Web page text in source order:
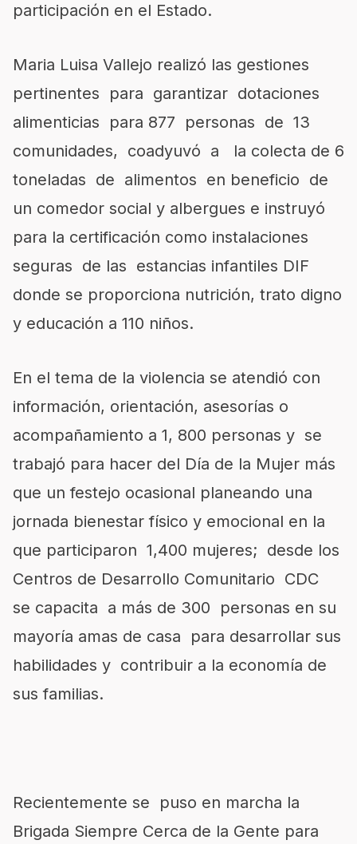
participación en el Estado.
Maria Luisa Vallejo realizó las gestiones
pertinentes para garantizar dotaciones
alimenticias para 877 personas de 13
comunidades, coadyuvó a la colecta de 6
toneladas de alimentos en beneficio de
un comedor social y albergues e instruyó
para la certificación como instalaciones
seguras de las estancias infantiles DIF
donde se proporciona nutrición, trato digno
y educación a 110 niños.
En el tema de la violencia se atendió con
información, orientación, asesorías o
acompañamiento a 1, 800 personas y se
trabajó para hacer del Día de la Mujer más
que un festejo ocasional planeando una
jornada bienestar físico y emocional en la
que participaron 1,400 mujeres; desde los
Centros de Desarrollo Comunitario CDC
se capacita a más de 300 personas en su
mayoría amas de casa para desarrollar sus
habilidades y contribuir a la economía de
sus familias.
Recientemente se puso en marcha la
Brigada Siempre Cerca de la Gente para